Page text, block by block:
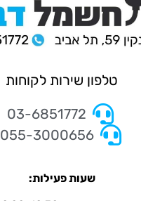
טלפון שירות לקוחות
03-6851772
055-3000656
שעות פעילות: